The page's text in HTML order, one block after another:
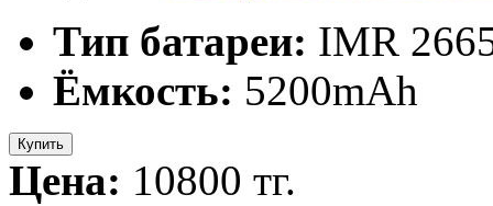
Тип батареи: IMR
Ёмкость: 5200mAh
Купить
Цена: 10800 тг.